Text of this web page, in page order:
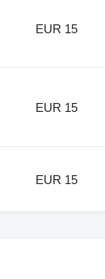
EUR 15
EUR 15
EUR 15